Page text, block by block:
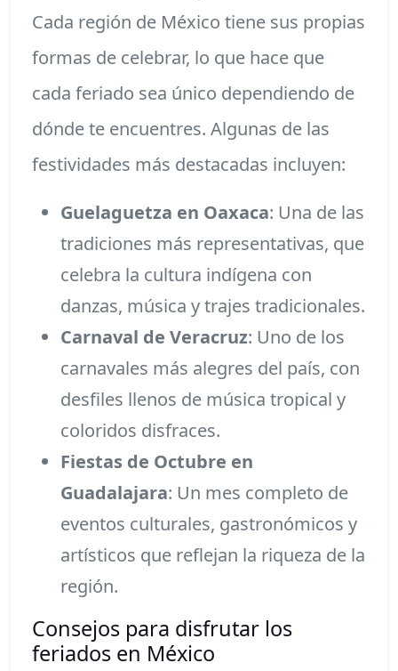
Cada región de México tiene sus propias
formas de celebrar, lo que hace que
cada feriado sea único dependiendo de
dónde te encuentres. Algunas de las
festividades más destacadas incluyen:
Guelaguetza en Oaxaca: Una de las
tradiciones más representativas, que
celebra la cultura indígena con
danzas, música y trajes tradicionales.
Carnaval de Veracruz: Uno de los
carnavales más alegres del país, con
desfiles llenos de música tropical y
coloridos disfraces.
Fiestas de Octubre en
Guadalajara: Un mes completo de
eventos culturales, gastronómicos y
artísticos que reflejan la riqueza de la
región.
Consejos para disfrutar los
feriados en México